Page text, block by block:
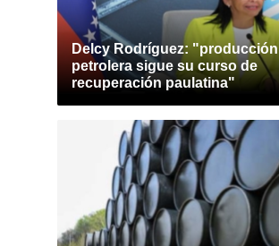
Delcy Rodríguez: "producción
petrolera sigue su curso de
recuperación paulatina"